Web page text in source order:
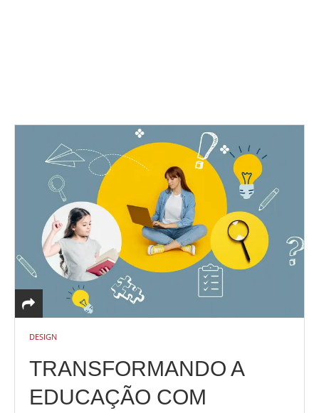
DESIGN
TRANSFORMANDO A
EDUCAÇÃO COM